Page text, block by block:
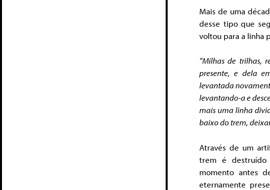
Mais de uma
desse tipo que
voltou para a linha
“Milhas de trilhas,
presente, e dela
levantada
levantando-a e
mais uma linha
baixo do trem,
Através de um
trem é destruído
momento antes
eternamente